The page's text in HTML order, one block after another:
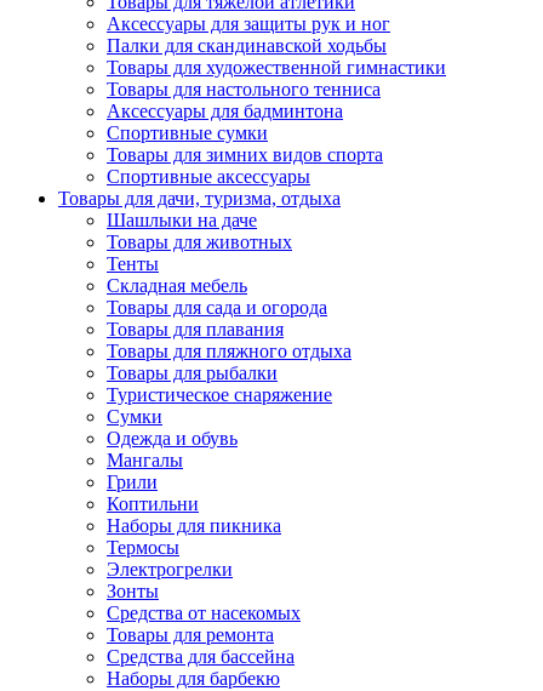
Аксессуары для защиты рук и ног
Палки для скандинавской ходьбы
Товары для художественной гимнастики
Товары для настольного тенниса
Аксессуары для бадминтона
Спортивные сумки
Товары для зимних видов спорта
Спортивные аксессуары
Товары для дачи, туризма, отдыха
Шашлыки на даче
Товары для животных
Тенты
Складная мебель
Товары для сада и огорода
Товары для плавания
Товары для пляжного отдыха
Товары для рыбалки
Туристическое снаряжение
Сумки
Одежда и обувь
Мангалы
Грили
Коптильни
Наборы для пикника
Термосы
Электрогрелки
Зонты
Средства от насекомых
Товары для ремонта
Средства для бассейна
Наборы для барбекю